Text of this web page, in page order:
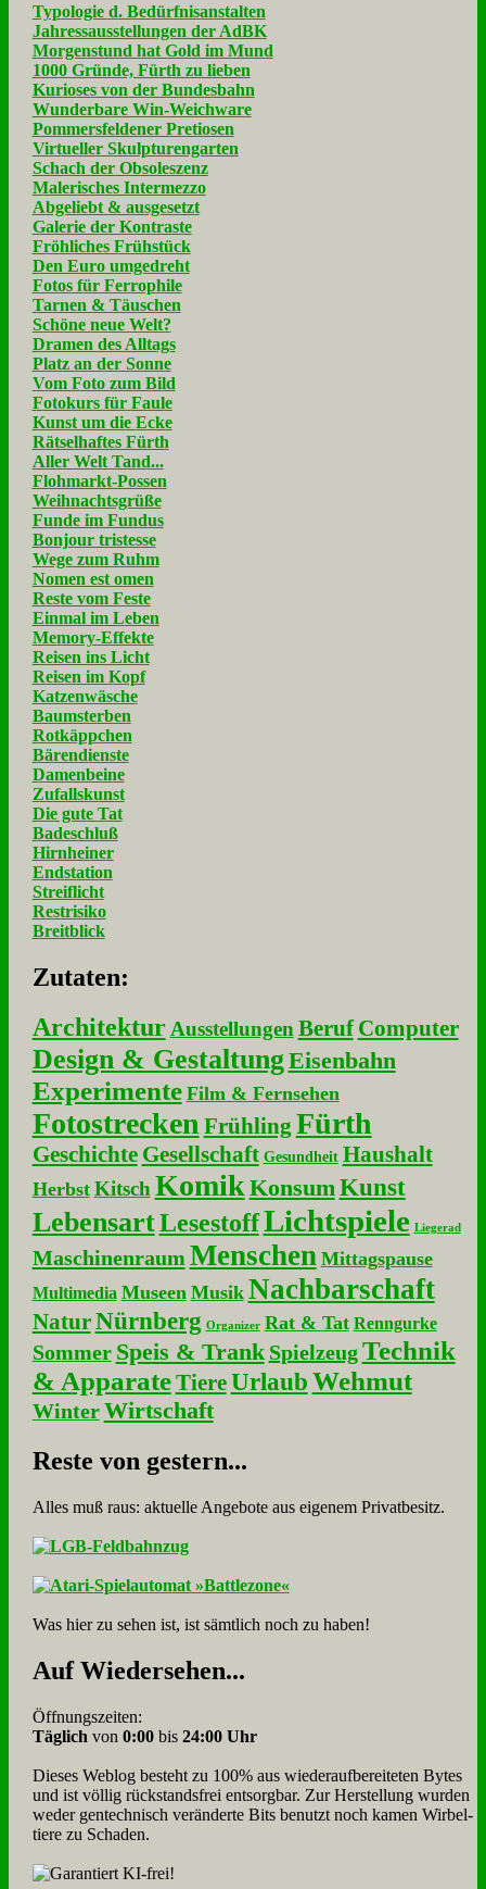
Typologie d. Bedürfnisanstalten
Jahressausstellungen der AdBK
Morgenstund hat Gold im Mund
1000 Gründe, Fürth zu lieben
Kurioses von der Bundesbahn
Wunderbare Win-Weichware
Pommersfeldener Pretiosen
Virtueller Skulpturengarten
Schach der Obsoleszenz
Malerisches Intermezzo
Abgeliebt & ausgesetzt
Galerie der Kontraste
Fröhliches Frühstück
Den Euro umgedreht
Fotos für Ferrophile
Tarnen & Täuschen
Schöne neue Welt?
Dramen des Alltags
Platz an der Sonne
Vom Foto zum Bild
Fotokurs für Faule
Kunst um die Ecke
Rätselhaftes Fürth
Aller Welt Tand...
Flohmarkt-Possen
Weihnachtsgrüße
Funde im Fundus
Bonjour tristesse
Wege zum Ruhm
Nomen est omen
Reste vom Feste
Einmal im Leben
Memory-Effekte
Reisen ins Licht
Reisen im Kopf
Katzenwäsche
Baumsterben
Rotkäppchen
Bärendienste
Damenbeine
Zufallskunst
Die gute Tat
Badeschluß
Hirnheiner
Endstation
Streiflicht
Restrisiko
Breitblick
Zu­ta­ten:
Architektur Ausstellungen Beruf Computer
Design & GestaltungEisenbahn
Experimente Film & Fernsehen
Fotostrecken Frühling Fürth
Geschichte Gesellschaft Gesundheit Haushalt
Herbst Kitsch KomikKonsumKunst
LebensartLesestoffLichtspiele Liegerad
Maschinenraum Menschen Mittagspause
Multimedia Museen Musik Nachbarschaft
NaturNürnberg Organizer Rat & Tat Renngurke
Sommer Speis & Trank Spielzeug Technik
& Apparate Tiere UrlaubWehmut
Winter Wirtschaft
Re­ste von ge­stern...
Alles muß raus: aktuelle An­ge­bo­te aus eigenem Privatbesitz.
Was hier zu sehen ist, ist sämt­lich noch zu haben!
Auf Wie­der­se­hen...
Öffnungszeiten:
Täglich von 0:00bis 24:00 Uhr
Dieses Weblog besteht zu 100% aus wie­der­auf­bereite­ten Bytes
und ist völlig rück­stands­frei ent­sorg­bar. Zur Herstellung wurden
weder gen­tech­nisch veränderte Bits benutzt noch kamen Wir­bel­
tiere zu Scha­den.